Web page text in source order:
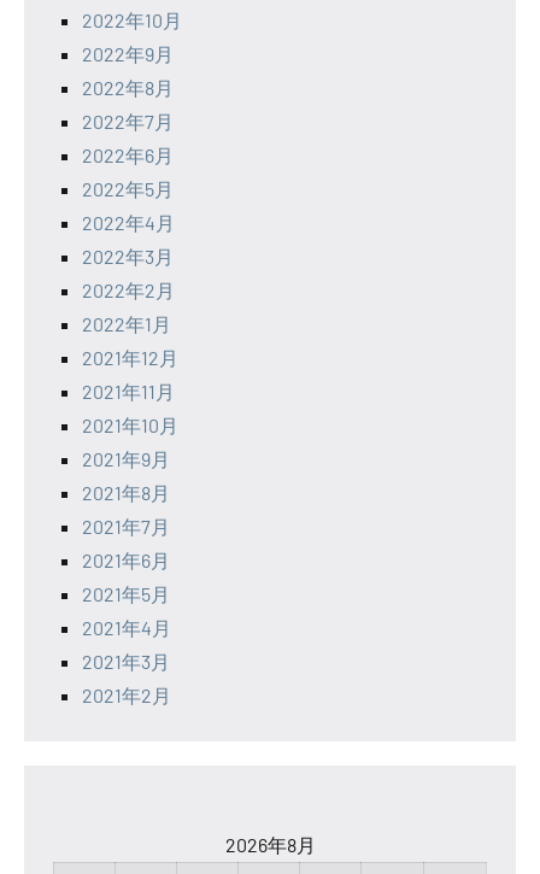
2022年10月
2022年9月
2022年8月
2022年7月
2022年6月
2022年5月
2022年4月
2022年3月
2022年2月
2022年1月
2021年12月
2021年11月
2021年10月
2021年9月
2021年8月
2021年7月
2021年6月
2021年5月
2021年4月
2021年3月
2021年2月
2026年8月